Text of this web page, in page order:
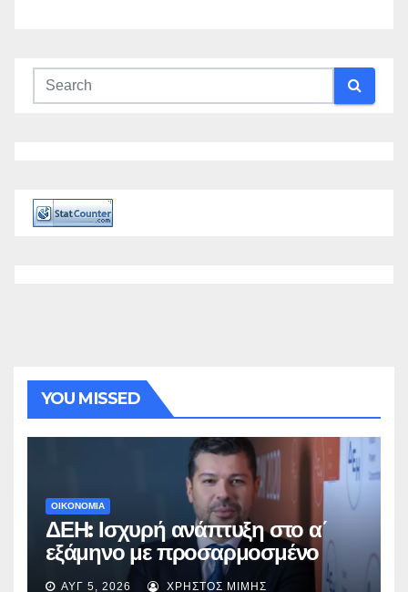
YOU MISSED
ΟΙΚΟΝΟΜΙΑ
ΔΕΗ: Ισχυρή ανάπτυξη στο α΄
εξάμηνο με προσαρμοσμένο
EBITDA στα €1,2 δισ.
ΑΥΓ 5, 2026 ΧΡΉΣΤΟΣ ΜΊΜΗΣ